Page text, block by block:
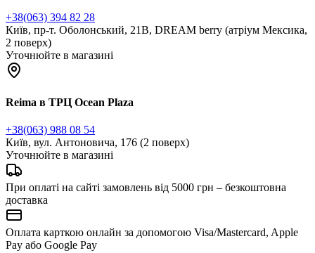
+38(063) 394 82 28
Київ, пр-т. Оболонський, 21В, DREAM berry (атріум Мексика,
2 поверх)
Уточнюйте в магазині
Reima в ТРЦ Ocean Plaza
+38(063) 988 08 54
Київ, вул. Антоновича, 176 (2 поверх)
Уточнюйте в магазині
При оплаті на сайті замовлень від 5000 грн – безкоштовна
доставка
Оплата карткою онлайн за допомогою Visa/Mastercard, Apple
Pay або Google Pay